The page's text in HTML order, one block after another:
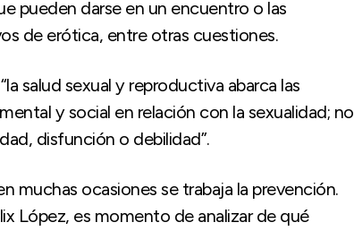
pueden darse en un encuentro o las
de erótica, entre otras cuestiones.
salud sexual y reproductiva abarca las
y social en relación con la sexualidad; no
disfunción o debilidad”.
muchas ocasiones se trabaja la prevención.
López, es momento de analizar de qué